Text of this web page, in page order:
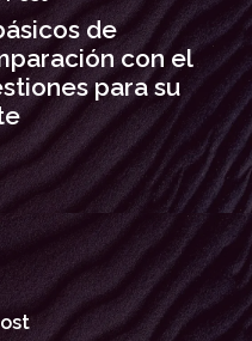
de
con el
para su